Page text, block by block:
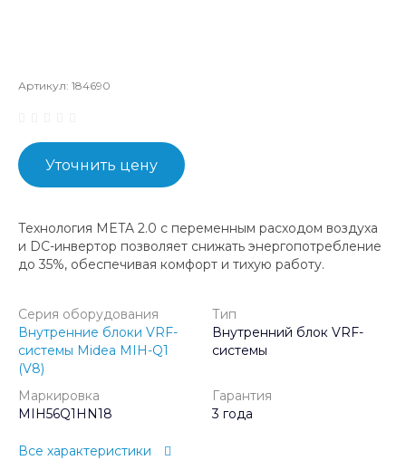
Артикул: 184690
Уточнить цену
Технология META 2.0 с переменным расходом воздуха
и DC-инвертор позволяет снижать энергопотребление
до 35%, обеспечивая комфорт и тихую работу.
Серия оборудования
Внутренние блоки VRF-
системы Midea MIH-Q1
(V8)
Тип
Внутренний блок VRF-
системы
Маркировка
MIH56Q1HN18
Гарантия
3 года
Все характеристики